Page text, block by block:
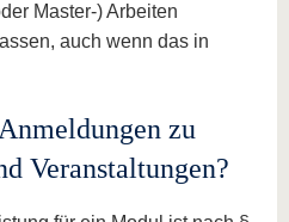
Master-) Arbeiten
auch wenn das in
zu
Veranstaltungen?